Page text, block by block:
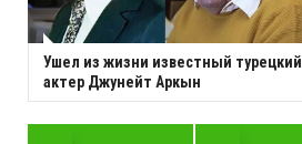
Ушел из жизни известный турецкий
актер Джунейт Аркын